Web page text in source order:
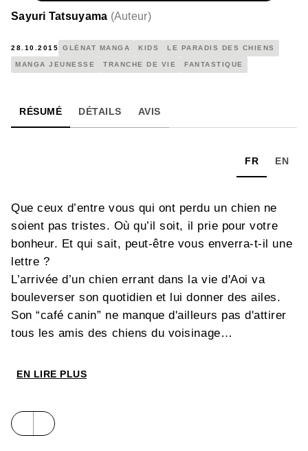
Sayuri Tatsuyama (Auteur)
28.10.2015 GLÉNAT MANGA KIDS LE PARADIS DES CHIENS
MANGA JEUNESSE TRANCHE DE VIE FANTASTIQUE
RÉSUMÉ DÉTAILS AVIS
FR EN
Que ceux d’entre vous qui ont perdu un chien ne
soient pas tristes. Où qu’il soit, il prie pour votre
bonheur. Et qui sait, peut-être vous enverra-t-il une
lettre ?
L’arrivée d’un chien errant dans la vie d'Aoi va
bouleverser son quotidien et lui donner des ailes.
Son “café canin” ne manque d'ailleurs pas d'attirer
tous les amis des chiens du voisinage…
EN LIRE PLUS